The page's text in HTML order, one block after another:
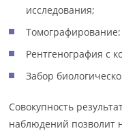
исследования;
Рентгенография с
Забор
Совокупность
наблюдений позволит